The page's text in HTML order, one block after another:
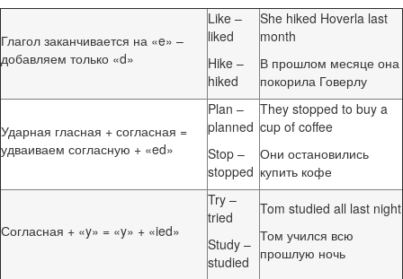
Глагол заканчивается на «e» –
добавляем только «d»
Like –
liked
Hike –
hiked
She hiked Hoverla last
month
В прошлом месяце она
покорила Говерлу
Ударная гласная + согласная =
удваиваем согласную + «ed»
Plan –
planned
Stop –
stopped
They stopped to buy a
cup of coffee
Они остановились
купить кофе
Согласная + «y» = «y» + «ied»
Try –
tried
Study –
studied
Tom studied all last night
Том учился всю
прошлую ночь